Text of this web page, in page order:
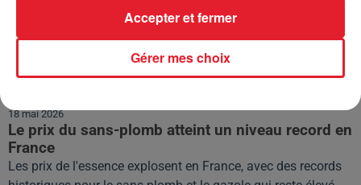
18 mai 2026
Le prix du sans-plomb atteint un niveau record en
France
Les prix de l'essence explosent en France, avec des records
Gérer mes choix
Accepter et fermer